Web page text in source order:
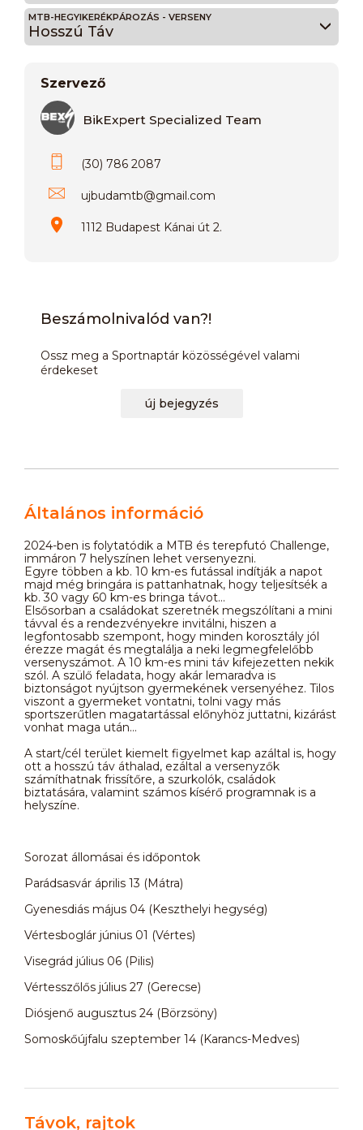
MTB-HEGYIKERÉKPÁROZÁS - VERSENY
Hosszú Táv
Szervező
BikExpert Specialized Team
(30) 786 2087
ujbudamtb@gmail.com
1112 Budapest Kánai út 2.
Beszámolnivalód van?!
Ossz meg a Sportnaptár közösségével valami
érdekeset
új bejegyzés
Általános információ
2024-ben is folytatódik a MTB és terepfutó Challenge,
immáron 7 helyszínen lehet versenyezni.
Egyre többen a kb. 10 km-es futással indítják a napot
majd még bringára is pattanhatnak, hogy teljesítsék a
kb. 30 vagy 60 km-es bringa távot...
Elsősorban a családokat szeretnék megszólítani a mini
távval és a rendezvényekre invitálni, hiszen a
legfontosabb szempont, hogy minden korosztály jól
érezze magát és megtalálja a neki legmegfelelőbb
versenyszámot. A 10 km-es mini táv kifejezetten nekik
szól. A szülő feladata, hogy akár lemaradva is
biztonságot nyújtson gyermekének versenyéhez. Tilos
viszont a gyermeket vontatni, tolni vagy más
sportszerűtlen magatartással előnyhöz juttatni, kizárást
vonhat maga után…
A start/cél terület kiemelt figyelmet kap azáltal is, hogy
ott a hosszú táv áthalad, ezáltal a versenyzők
számíthatnak frissítőre, a szurkolók, családok
biztatására, valamint számos kísérő programnak is a
helyszíne.
Sorozat állomásai és időpontok
Parádsasvár április 13 (Mátra)
Gyenesdiás május 04 (Keszthelyi hegység)
Vértesboglár június 01 (Vértes)
Visegrád július 06 (Pilis)
Vértesszőlős július 27 (Gerecse)
Diósjenő augusztus 24 (Börzsöny)
Somoskőújfalu szeptember 14 (Karancs-Medves)
Távok, rajtok